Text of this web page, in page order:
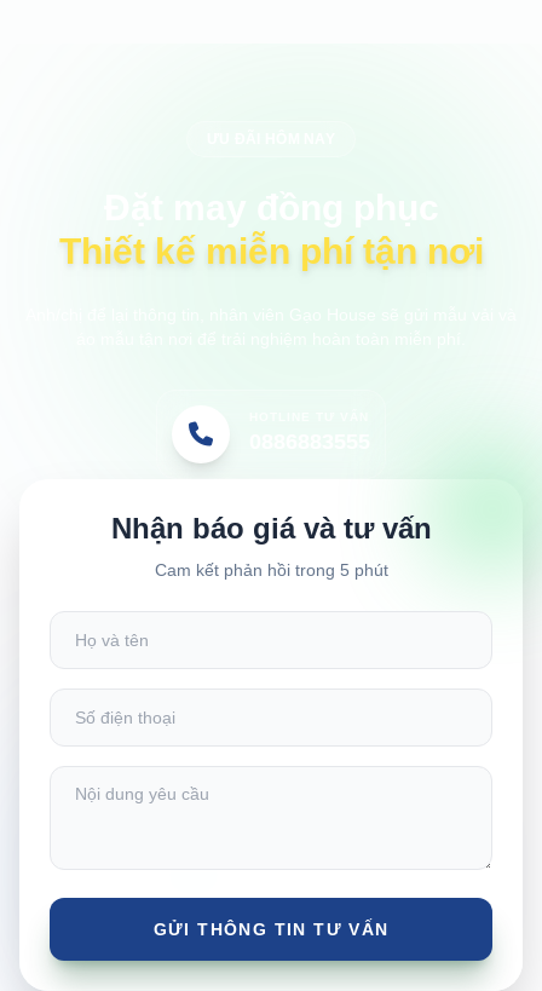
Thiết kế miễn phí tận nơi
Nhận báo giá và tư vấn
Cam kết phản hồi trong 5 phút